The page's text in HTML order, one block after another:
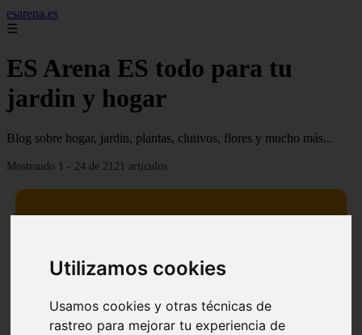
Utilizamos cookies
Usamos cookies y otras técnicas de
rastreo para mejorar tu experiencia de
esarena.es
☰
ES Arena ES todo para tu
jardin y hogar
Blog sobre hogar, jardin, plantas, clutivos, flores y mucho más...
Mostrando 1 - 24 de 2121 artículos
defendible